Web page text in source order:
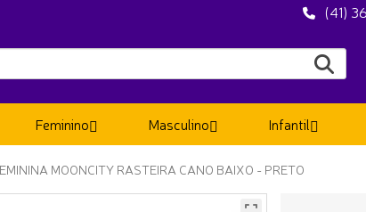
(41)
Feminino Masculino Infantil
MOONCITY RASTEIRA CANO BAIXO - PRETO